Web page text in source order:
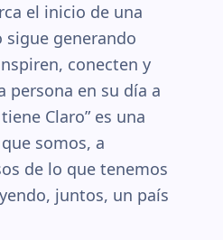
el inicio de una
sigue generando
conecten y
persona en su día a
Claro” es una
somos, a
de lo que tenemos
juntos, un país